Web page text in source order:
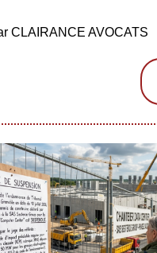
CLAIRANCE AVOCATS